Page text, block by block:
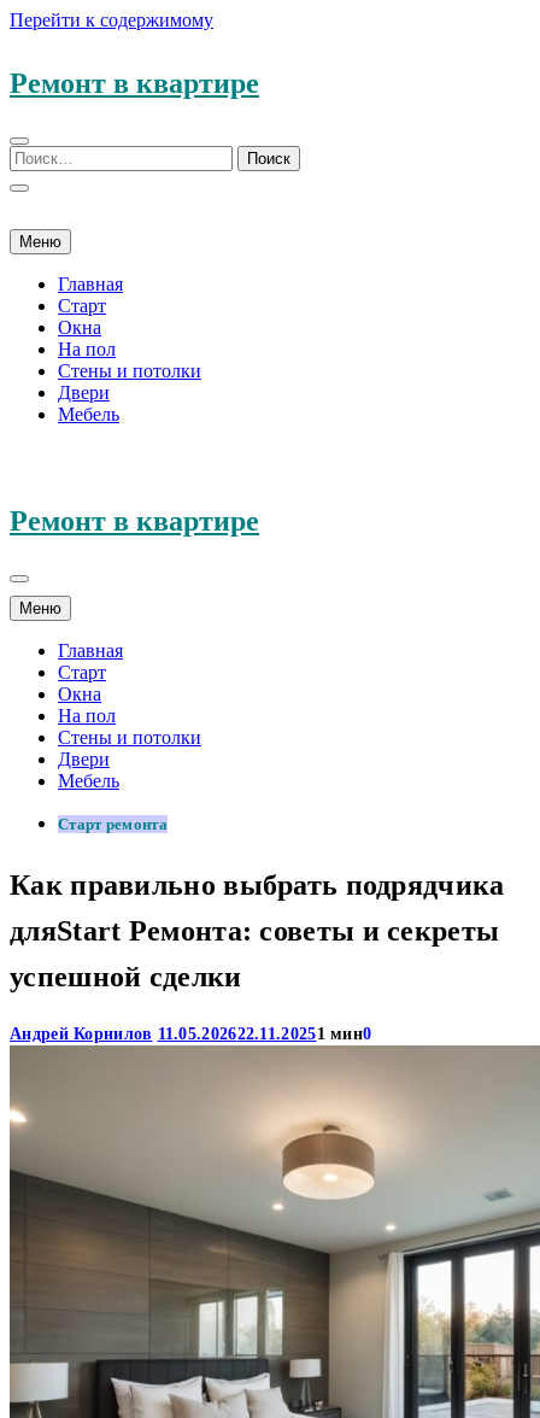
Перейти к содержимому
Ремонт в квартире
Меню
Главная
Старт
Окна
На пол
Стены и потолки
Двери
Мебель
Ремонт в квартире
Меню
Главная
Старт
Окна
На пол
Стены и потолки
Двери
Мебель
Старт ремонта
Как правильно выбрать подрядчика
дляStart Ремонта: советы и секреты
успешной сделки
Андрей Корнилов 11.05.202622.11.20251 мин0